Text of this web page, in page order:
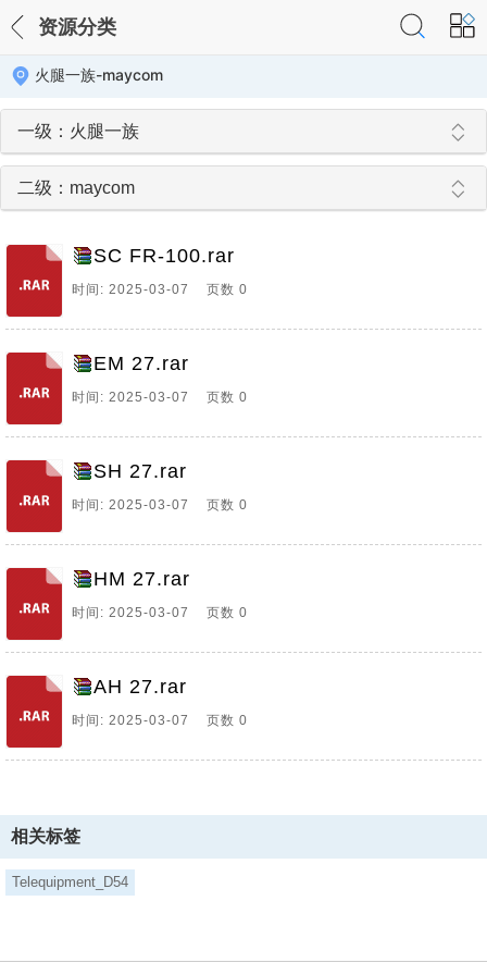
资源分类
火腿一族-maycom
一级：火腿一族
二级：maycom
SC FR-100.rar
时间: 2025-03-07 页数 0
EM 27.rar
时间: 2025-03-07 页数 0
SH 27.rar
时间: 2025-03-07 页数 0
HM 27.rar
时间: 2025-03-07 页数 0
AH 27.rar
时间: 2025-03-07 页数 0
相关标签
Telequipment_D54